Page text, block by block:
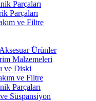
Parçaları
Parçaları
ve Filtre
Ürünler
Malzemeleri
ve Diski
ve Filtre
Parçaları
Süspansiyon